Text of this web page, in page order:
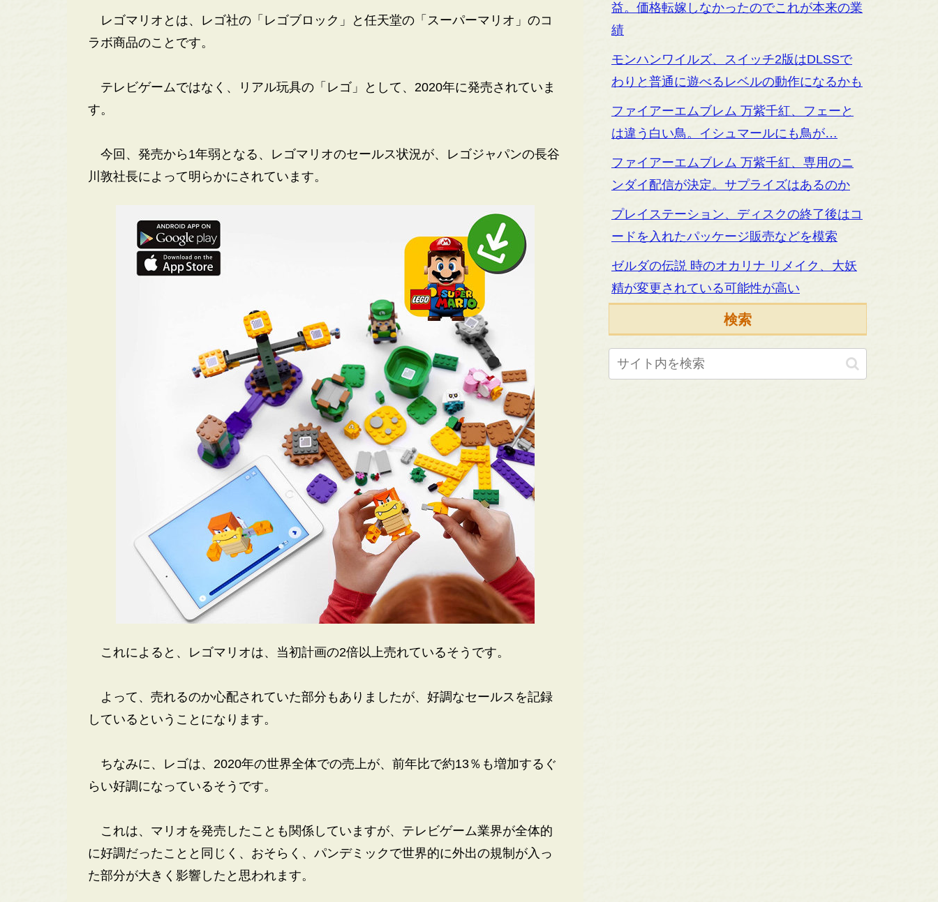
レゴマリオとは、レゴ社の「レゴブロック」と任天堂の「スーパーマリオ」のコ
ラボ商品のことです。
テレビゲームではなく、リアル玩具の「レゴ」として、2020年に発売されていま
す。
今回、発売から1年弱となる、レゴマリオのセールス状況が、レゴジャパンの長谷
川敦社長によって明らかにされています。
これによると、レゴマリオは、当初計画の2倍以上売れているそうです。
よって、売れるのか心配されていた部分もありましたが、好調なセールスを記録
しているということになります。
ちなみに、レゴは、2020年の世界全体での売上が、前年比で約13％も増加するぐ
らい好調になっているそうです。
これは、マリオを発売したことも関係していますが、テレビゲーム業界が全体的
に好調だったことと同じく、おそらく、パンデミックで世界的に外出の規制が入っ
た部分が大きく影響したと思われます。
益。価格転嫁しなかったのでこれが本来の業
績
モンハンワイルズ、スイッチ2版はDLSSで
わりと普通に遊べるレベルの動作になるかも
ファイアーエムブレム 万紫千紅、フェーと
は違う白い鳥。イシュマールにも鳥が…
ファイアーエムブレム 万紫千紅、専用のニ
ンダイ配信が決定。サプライズはあるのか
プレイステーション、ディスクの終了後はコ
ードを入れたパッケージ販売などを模索
ゼルダの伝説 時のオカリナ リメイク、大妖
精が変更されている可能性が高い
検索